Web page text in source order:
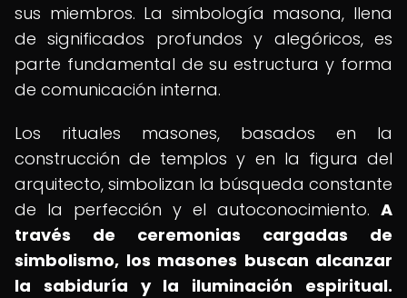
sus miembros. La simbología masona, llena
de significados profundos y alegóricos, es
parte fundamental de su estructura y forma
de comunicación interna.
Los rituales masones, basados en la
construcción de templos y en la figura del
arquitecto, simbolizan la búsqueda constante
de la perfección y el autoconocimiento. A
través de ceremonias cargadas de
simbolismo, los masones buscan alcanzar
la sabiduría y la iluminación espiritual.